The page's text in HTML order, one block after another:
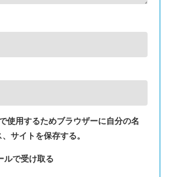
使用するためブラウザーに自分の名
サイトを保存する。
ルで受け取る